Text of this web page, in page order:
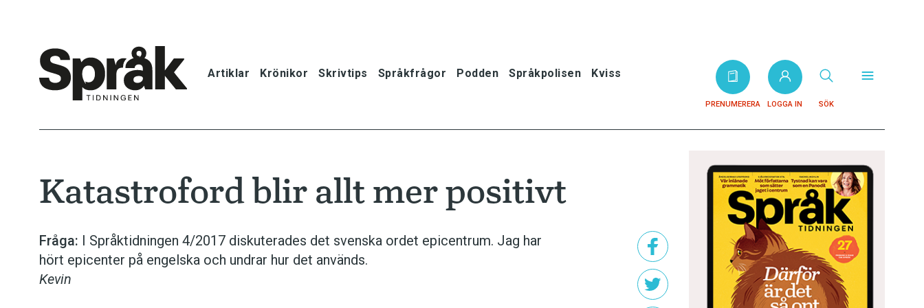
Artiklar Krönikor Skrivtips Språkfrågor Podden Språkpolisen Kviss
PRENUMERERA LOGGA IN SÖK
Krönikor
Skrivtips
Katastroford blir allt mer positivt
Fråga: I Språktidningen 4/2017 diskuterades det svenska ordet epicentrum. Jag har
hört epicenter på engelska och undrar hur det används.
Kevin